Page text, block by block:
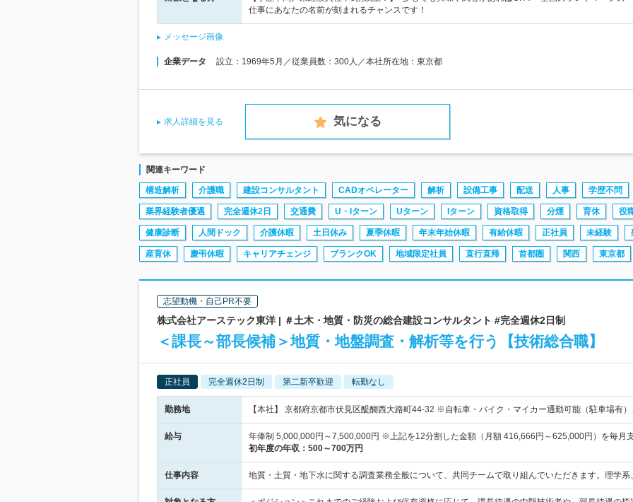
仕事にあなたの名前が刻まれるチャンスです！
メッセージ画像
企業データ 設立：1969年5月／従業員数：300人／本社所在地：東京都
求人詳細を見る 気になる
関連キーワード
構造解析 介護職 建設コンサルタント CADオペレーター 解析 設備工事 配送 人事 学歴不問
業界経験者優遇 完全週休2日 交通費 U・Iターン Uターン Iターン 資格取得 分煙 育休 役
健康診断 人間ドック 介護休暇 土日休み 夏季休暇 年末年始休暇 有給休暇 正社員 未経験
産育休 慶弔休暇 キャリアチェンジ ブランクOK 地域限定社員 直行直帰 首都圏 関西 東京都
志望動機・自己PR不要
株式会社アーステック東洋 | ＃土木・地質・防災の総合建設コンサルタント #完全週休2日制
＜課長～部長候補＞地質・地盤調査・解析等を行う【技術総合職】
正社員 完全週休2日制 第二新卒歓迎 転勤なし
勤務地 【本社】 京都府京都市伏見区醍醐西大路町44-32 ※自転車・バイク・マイカー通勤可能（駐車場有
給与
年俸制 5,000,000円～7,500,000円 ※上記を12分割した金額（月額 416,666円～625,000円）を毎
初年度の年収： 500～700万円
仕事内容 地質・土質・地下水に関する調査業務全般について、共同チームで取り組んでいただきます。理学